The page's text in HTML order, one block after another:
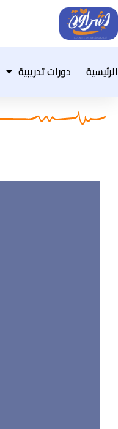
تخطي
إلى
المحتوى
الرئيسية دورات تدريبية